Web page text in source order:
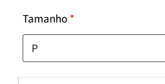
Tamanho *